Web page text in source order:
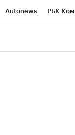
Autonews РБК